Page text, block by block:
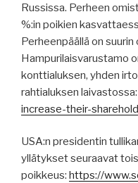
Russissa. Perheen
%:in poikien
Perheenpäällä on suurin
Hampurilaisvarustamo
konttialuksen, yhden
rahtialuksen laivastossa:
increase-their-
USA:n presidentin
yllätykset seuraavat
poikkeus: https://